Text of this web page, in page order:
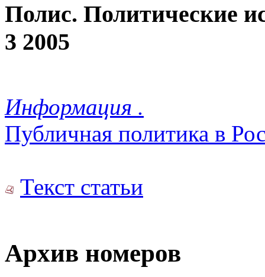
Полис. Политические
3 2005
Информация .
Публичная политика в
Текст статьи
Архив номеров